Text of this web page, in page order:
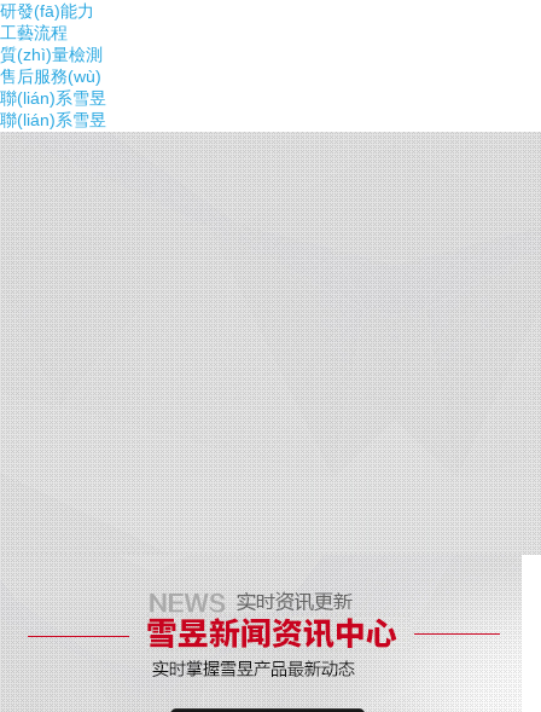
研發(fā)能力
工藝流程
質(zhì)量檢測
售后服務(wù)
聯(lián)系雪昱
聯(lián)系雪昱